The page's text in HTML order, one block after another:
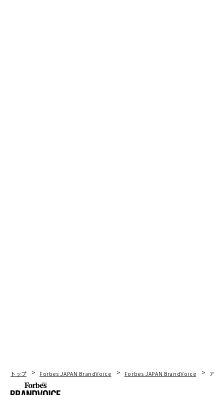
トップ Forbes JAPAN BrandVoice Forbes JAPAN BrandVoice アフ